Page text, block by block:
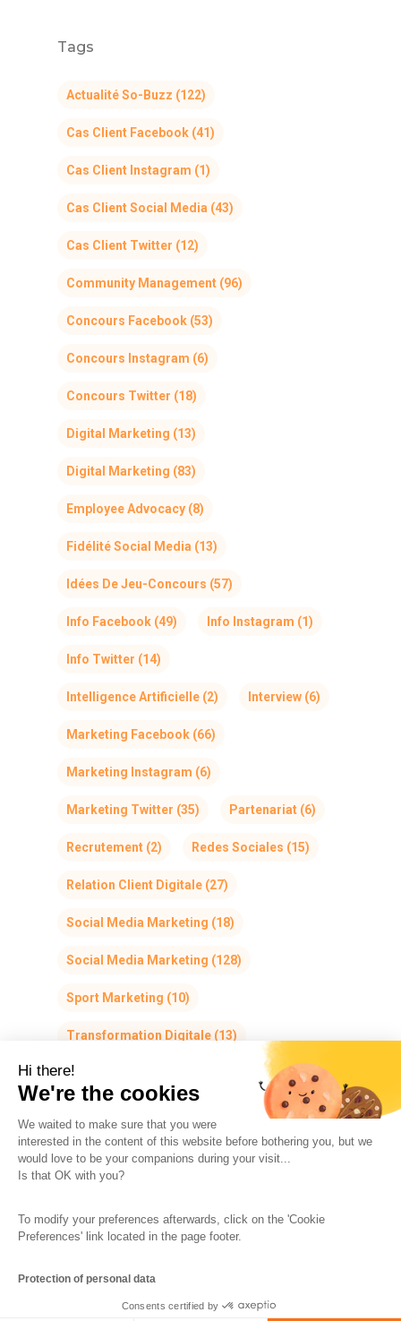
Hi there!
We're the cookies
We waited to make sure that you were
interested in the content of this website before bothering you, but we
would love to be your companions during your visit...
Is that OK with you?
To modify your preferences afterwards, click on the 'Cookie
Preferences' link located in the page footer.
Protection of personal data
Consents certified by
Tags
Actualité So-Buzz (122)
Cas Client Facebook (41)
Cas Client Instagram (1)
Cas Client Social Media (43)
Cas Client Twitter (12)
Community Management (96)
Concours Facebook (53)
Concours Instagram (6)
Concours Twitter (18)
Digital Marketing (13)
Digital Marketing (83)
Employee Advocacy (8)
Fidélité Social Media (13)
Idées De Jeu-Concours (57)
Info Facebook (49) Info Instagram (1)
Info Twitter (14)
Intelligence Artificielle (2) Interview (6)
Marketing Facebook (66)
Marketing Instagram (6)
Marketing Twitter (35) Partenariat (6)
Recrutement (2) Redes Sociales (15)
Relation Client Digitale (27)
Social Media Marketing (18)
Social Media Marketing (128)
Sport Marketing (10)
Transformation Digitale (13)
The So-Buzz Team
Protection of personal data Cookies Management
Made with